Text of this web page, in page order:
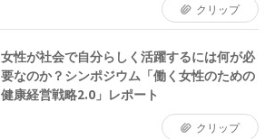
クリップ
女性が社会で自分らしく活躍するには何が必
要なのか？シンポジウム「働く女性のための
健康経営戦略2.0」レポート
クリップ